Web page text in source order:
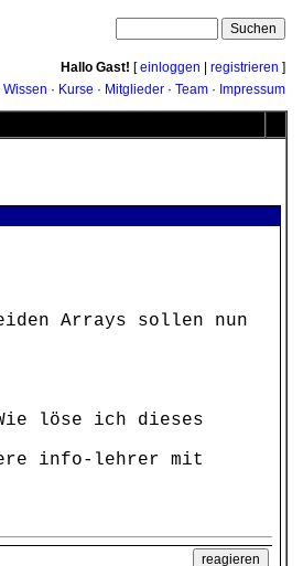
Hallo Gast! [einloggen registrieren ]
Wissen · Kurse · Mitglieder · Team · Impressum
Arrays sollen nun
löse ich dieses
info-lehrer mit